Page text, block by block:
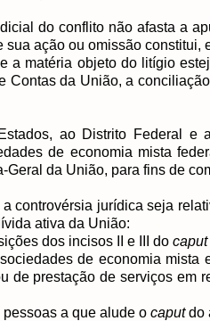
do conflito não afasta a
sua ação ou omissão constitui,
a matéria objeto do litígio
Contas da União, a
ao Distrito Federal e
de economia mista
Geral da União, para fins de
controvérsia jurídica seja
ativa da União:
dos incisos II e III do caput
de economia
de prestação de serviços em
pessoas a que alude o caputdo